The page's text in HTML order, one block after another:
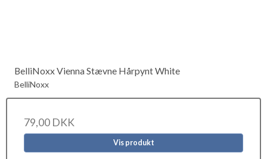
BelliNoxx Vienna Stævne Hårpynt White
BelliNoxx
79,00 DKK
Vis produkt